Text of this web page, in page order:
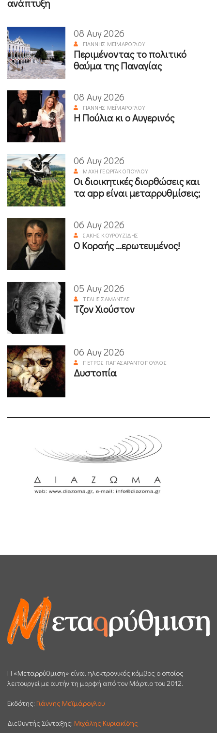
ανάπτυξη
08 Αυγ 2026
ΓΙΆΝΝΗΣ ΜΕΪΜΆΡΟΓΛΟΥ
Περιμένοντας το πολιτικό
θαύμα της Παναγίας
08 Αυγ 2026
ΓΙΆΝΝΗΣ ΜΕΪΜΆΡΟΓΛΟΥ
Η Πούλια κι ο Αυγερινός
06 Αυγ 2026
ΜΆΧΗ ΓΕΩΡΓΑΚΟΠΟΎΛΟΥ
Οι διοικητικές διορθώσεις και
τα app είναι μεταρρυθμίσεις;
06 Αυγ 2026
ΣΆΚΗΣ ΚΟΥΡΟΥΖΊΔΗΣ
Ο Κοραής ...ερωτευμένος!
05 Αυγ 2026
ΤΈΛΗΣ ΣΑΜΑΝΤΆΣ
Τζον Χιούστον
06 Αυγ 2026
ΠΈΤΡΟΣ ΠΑΠΑΣΑΡΑΝΤΌΠΟΥΛΟΣ
Δυστοπία
H «Μεταρρύθμιση» είναι ηλεκτρονικός κόμβος ο οποίος
λειτουργεί με αυτήν τη μορφή από τον Μάρτιο του 2012.
Εκδότης: Γιάννης Μεϊμάρογλου
Διεθυντής Σύνταξης: Μιχάλης Κυριακίδης